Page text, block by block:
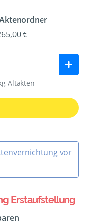
€
Altakten
vor
Erstaufstellung